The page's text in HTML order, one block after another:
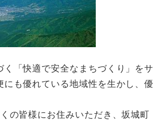
「快適で安全なまちづくり」をサ
も優れている地域性を生かし、優
皆様にお住みいただき、坂城町